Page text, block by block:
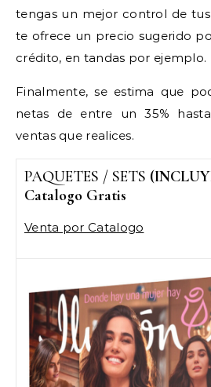
tengas un mejor control de
te ofrece un precio sugerido
crédito, en tandas por ejemplo.
Finalmente, se estima que
netas de entre un 35%
ventas que realices.
PAQUETES / SETS
Catalogo Gratis
Venta por Catalogo